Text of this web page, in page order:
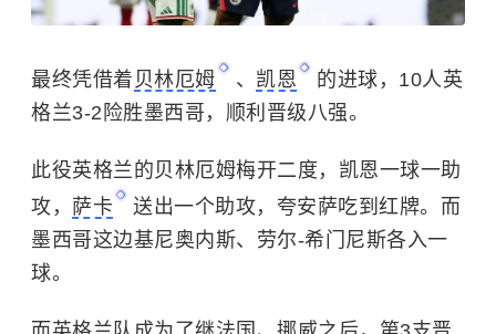
最终凭借着 贝林厄姆 、 凯恩
的进球，10人英
格兰3-2险胜墨西哥，顺利晋级八强。
此役英格兰的贝林厄姆梅开二度，凯恩一球一助
攻， 萨卡
送出一个助攻，夸安萨吃到红牌。而
墨西哥这边基尼奥内斯、劳尔-希门尼斯各入一
球。